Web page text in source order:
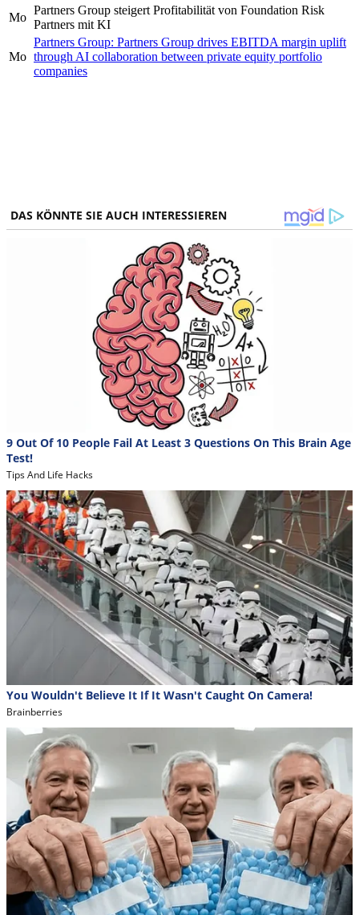
Mo
Partners Group steigert Profitabilität von Foundation Risk
Partners mit KI
Mo
Partners Group: Partners Group drives EBITDA margin uplift
through AI collaboration between private equity portfolio
companies